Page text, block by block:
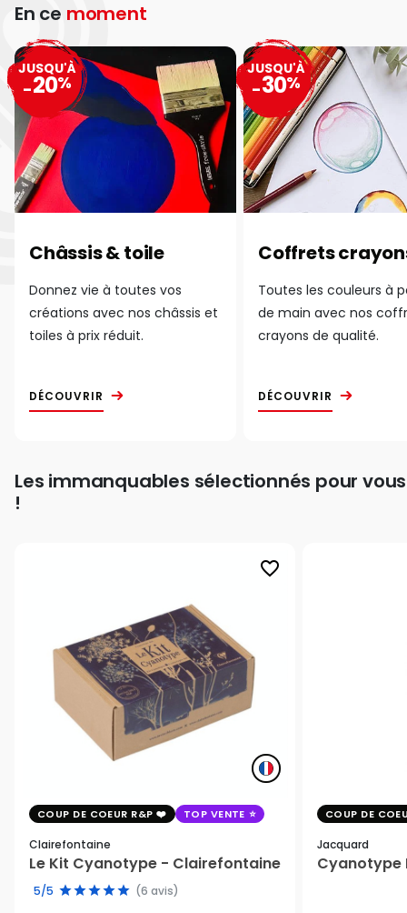
En ce moment
Châssis & toile
Donnez vie à toutes vos
créations avec nos châssis et
toiles à prix réduit.
DÉCOUVRIR
JUSQU'À
-20%
Coffrets
Toutes les couleurs à
de main avec nos
crayons de qualité.
DÉCOUVRIR
JUSQU'À
-30%
Les immanquables sélectionnés pour vous
!
favorite_border
COUP DE COEUR R&P TOP VENTE
Clairefontaine
Le Kit Cyanotype - Clairefontaine
5/5 (6 avis)
COUP DE
Jacquard
Cyanotype